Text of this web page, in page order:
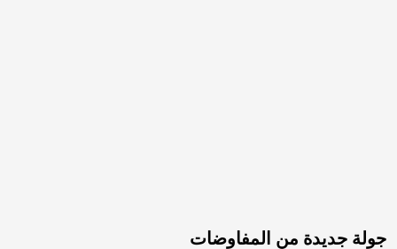
جولة جديدة من المفاوضات